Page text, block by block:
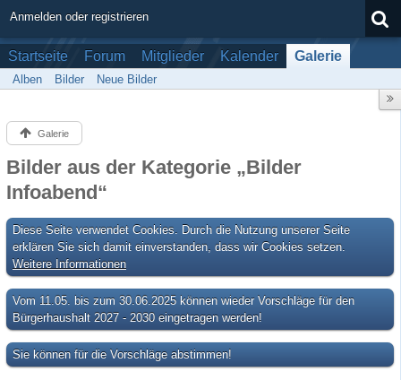
Anmelden oder registrieren
Startseite Forum Mitglieder Kalender Galerie
Alben Bilder Neue Bilder
Galerie
Bilder aus der Kategorie „Bilder
Infoabend“
Diese Seite verwendet Cookies. Durch die Nutzung unserer Seite
erklären Sie sich damit einverstanden, dass wir Cookies setzen.
Weitere Informationen
Vom 11.05. bis zum 30.06.2025 können wieder Vorschläge für den
Bürgerhaushalt 2027 - 2030 eingetragen werden!
Sie können für die Vorschläge abstimmen!